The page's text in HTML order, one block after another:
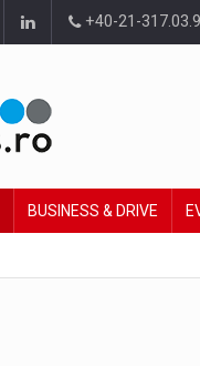
+40-21-
BUSINESS & DRIVE